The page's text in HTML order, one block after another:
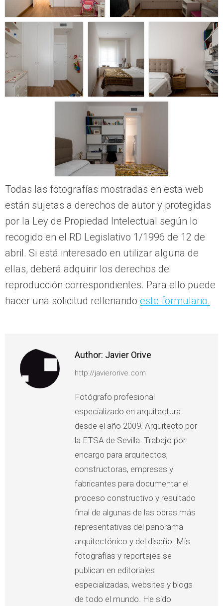
Todas las fotografías mostradas en esta web
están sujetas a derechos de autor y protegidas
por la Ley de Propiedad Intelectual según lo
recogido en el RD Legislativo 1/1996 de 12 de
abril. Si está interesado en utilizar alguna de
ellas, deberá adquirir los derechos de
reproducción correspondientes. Para ello puede
hacer una solicitud rellenando este formulario.
Author: Javier Orive
http://javierorive.com
Fotógrafo profesional
especializado en arquitectura
desde el año 2009. Arquitecto por
la ETSA de Sevilla. Trabajo por
encargo para arquitectos,
constructoras, empresas y
fabricantes para documentar el
proceso constructivo y resultado
final de algunas de las obras más
representativas del panorama
arquitectónico y del diseño. Mis
fotografías y reportajes se
publican en editoriales
especializadas, websites y blogs
de todo el mundo. He sido